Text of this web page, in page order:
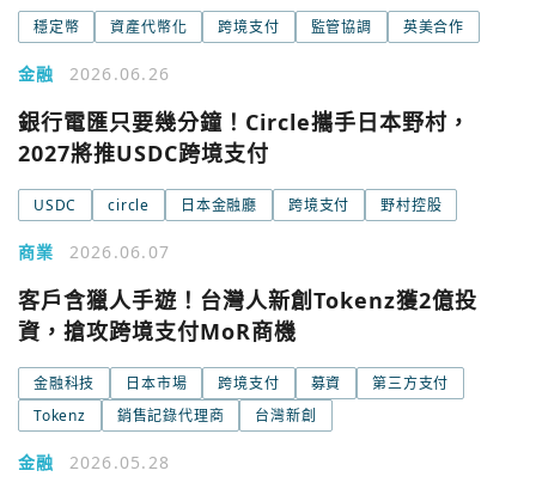
穩定幣 資產代幣化 跨境支付 監管協調 英美合作
金融 2026.06.26
銀行電匯只要幾分鐘！Circle攜手日本野村，
2027將推USDC跨境支付
USDC circle 日本金融廳 跨境支付 野村控股
商業 2026.06.07
客戶含獵人手遊！台灣人新創Tokenz獲2億投
資，搶攻跨境支付MoR商機
金融科技 日本市場 跨境支付 募資
第三方支付
Tokenz
銷售記錄代理商 台灣新創
金融 2026.05.28